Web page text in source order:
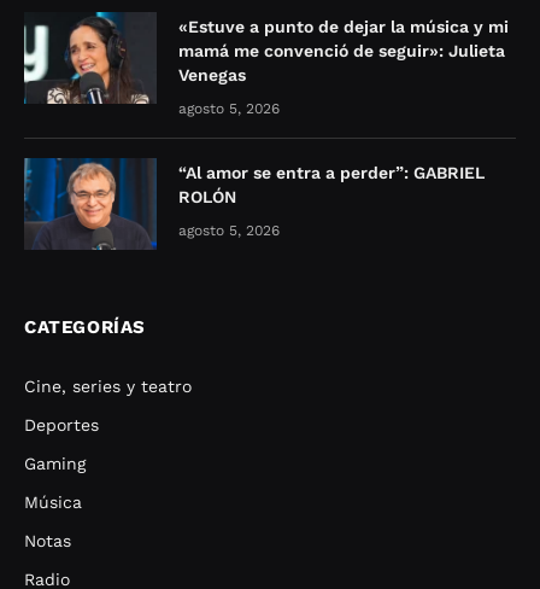
«Estuve a punto de dejar la música y mi
mamá me convenció de seguir»: Julieta
Venegas
agosto 5, 2026
“Al amor se entra a perder”: GABRIEL
ROLÓN
agosto 5, 2026
CATEGORÍAS
Cine, series y teatro
Deportes
Gaming
Música
Notas
Radio